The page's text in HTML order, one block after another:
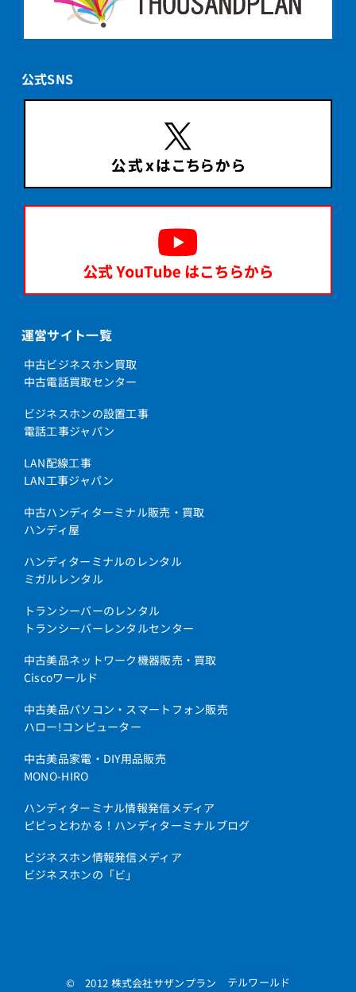
公式SNS
運営サイト一覧
中古ビジネスホン買取
中古電話買取センター
ビジネスホンの設置工事
電話工事ジャパン
LAN配線工事
LAN工事ジャパン
中古ハンディターミナル販売・買取
ハンディ屋
ハンディターミナルのレンタル
ミガルレンタル
トランシーバーのレンタル
トランシーバーレンタルセンター
中古美品ネットワーク機器販売・買取
Ciscoワールド
中古美品パソコン・スマートフォン販売
ハロー!コンピューター
中古美品家電・DIY用品販売
MONO-HIRO
ハンディターミナル情報発信メディア
ピピっとわかる！ハンディターミナルブログ
ビジネスホン情報発信メディア
ビジネスホンの「ビ」
© 2012 株式会社サザンプラン テルワールド